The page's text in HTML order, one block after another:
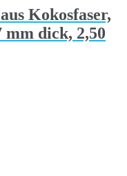
Kokosfaser,
mm dick, 2,50